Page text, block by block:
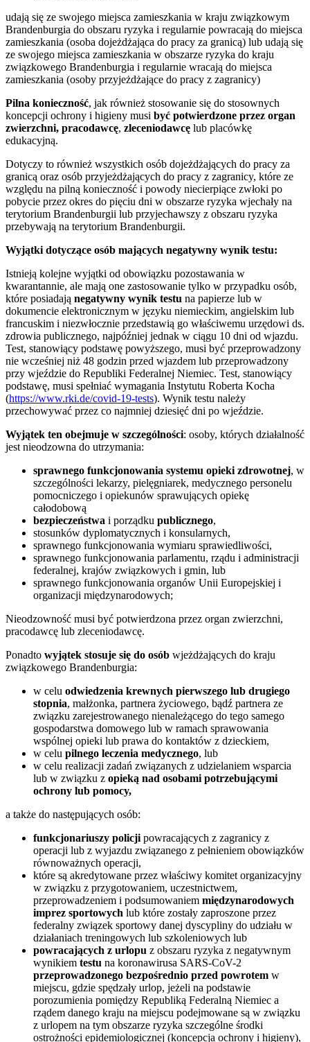
udają się ze swojego miejsca zamieszkania w kraju związkowym
Brandenburgia do obszaru ryzyka i regularnie powracają do miejsca
zamieszkania (osoba dojeżdżająca do pracy za granicą) lub udają się
ze swojego miejsca zamieszkania w obszarze ryzyka do kraju
związkowego Brandenburgia i regularnie wracają do miejsca
zamieszkania (osoby przyjeżdżające do pracy z zagranicy)
Pilna konieczność, jak również stosowanie się do stosownych
koncepcji ochrony i higieny musi być potwierdzone przez organ
zwierzchni, pracodawcę, zleceniodawcę lub placówkę
edukacyjną.
Dotyczy to również wszystkich osób dojeżdżających do pracy za
granicą oraz osób przyjeżdżających do pracy z zagranicy, które ze
względu na pilną konieczność i powody niecierpiące zwłoki po
pobycie przez okres do pięciu dni w obszarze ryzyka wjechały na
terytorium Brandenburgii lub przyjechawszy z obszaru ryzyka
przebywają na terytorium Brandenburgii.
Wyjątki dotyczące osób mających negatywny wynik testu:
Istnieją kolejne wyjątki od obowiązku pozostawania w
kwarantannie, ale mają one zastosowanie tylko w przypadku osób,
które posiadają negatywny wynik testu na papierze lub w
dokumencie elektronicznym w języku niemieckim, angielskim lub
francuskim i niezwłocznie przedstawią go właściwemu urzędowi ds.
zdrowia publicznego, najpóźniej jednak w ciągu 10 dni od wjazdu.
Test, stanowiący podstawę powyższego, musi być przeprowadzony
nie wcześniej niż 48 godzin przed wjazdem lub przeprowadzony
przy wjeździe do Republiki Federalnej Niemiec. Test, stanowiący
podstawę, musi spełniać wymagania Instytutu Roberta Kocha
(https://www.rki.de/covid-19-tests). Wynik testu należy
przechowywać przez co najmniej dziesięć dni po wjeździe.
Wyjątek ten obejmuje w szczególności: osoby, których działalność
jest nieodzowna do utrzymania:
sprawnego funkcjonowania systemu opieki zdrowotnej, w
szczególności lekarzy, pielęgniarek, medycznego personelu
pomocniczego i opiekunów sprawujących opiekę
całodobową
bezpieczeństwa i porządku publicznego,
stosunków dyplomatycznych i konsularnych,
sprawnego funkcjonowania wymiaru sprawiedliwości,
sprawnego funkcjonowania parlamentu, rządu i administracji
federalnej, krajów związkowych i gmin, lub
sprawnego funkcjonowania organów Unii Europejskiej i
organizacji międzynarodowych;
Nieodzowność musi być potwierdzona przez organ zwierzchni,
pracodawcę lub zleceniodawcę.
Ponadto wyjątek stosuje się do osób wjeżdżających do kraju
związkowego Brandenburgia:
w celu odwiedzenia krewnych pierwszego lub drugiego
stopnia, małżonka, partnera życiowego, bądź partnera ze
związku zarejestrowanego nienależącego do tego samego
gospodarstwa domowego lub w ramach sprawowania
wspólnej opieki lub prawa do kontaktów z dzieckiem,
w celu pilnego leczenia medycznego, lub
w celu realizacji zadań związanych z udzielaniem wsparcia
lub w związku z opieką nad osobami potrzebującymi
ochrony lub pomocy,
a także do następujących osób:
funkcjonariuszy policji powracających z zagranicy z
operacji lub z wyjazdu związanego z pełnieniem obowiązków
równoważnych operacji,
które są akredytowane przez właściwy komitet organizacyjny
w związku z przygotowaniem, uczestnictwem,
przeprowadzeniem i podsumowaniem międzynarodowych
imprez sportowych lub które zostały zaproszone przez
federalny związek sportowy danej dyscypliny do udziału w
działaniach treningowych lub szkoleniowych lub
powracających z urlopu z obszaru ryzyka z negatywnym
wynikiem testu na koronawirusa SARS-CoV-2
przeprowadzonego bezpośrednio przed powrotem w
miejscu, gdzie spędzały urlop, jeżeli na podstawie
porozumienia pomiędzy Republiką Federalną Niemiec a
rządem danego kraju na miejscu podejmowane są w związku
z urlopem na tym obszarze ryzyka szczególne środki
ostrożności epidemiologicznej (koncepcja ochrony i higieny),